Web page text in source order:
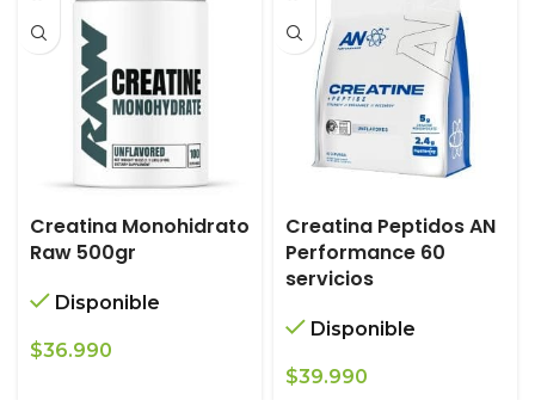
Creatina Monohidrato
Raw 500gr
Disponible
$36.990
Creatina Peptidos AN
Performance 60
servicios
Disponible
$39.990